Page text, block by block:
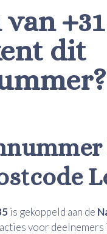
+31
dit
is gekoppeld aan de
voor